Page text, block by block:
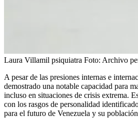
Laura Villamil psiquiatra Foto: Archivo
A pesar de las presiones internas e
demostrado una notable capacidad para
incluso en situaciones de crisis extrema.
con los rasgos de personalidad
para el futuro de Venezuela y su